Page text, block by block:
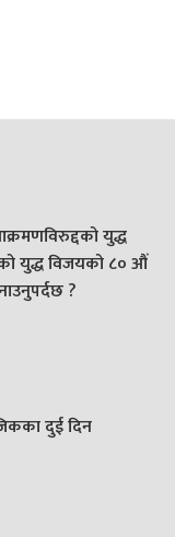
युद्ध
युद्ध विजयको ८० औं
?
दुई दिन